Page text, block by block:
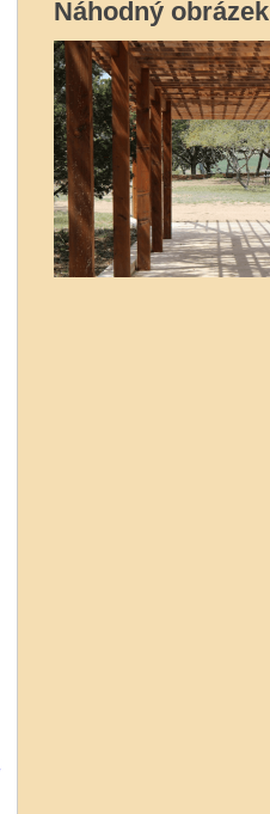
Náhodný obrázek